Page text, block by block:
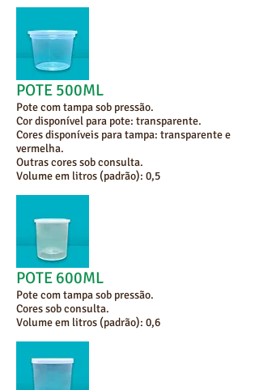
POTE 600ML
Pote com tampa sob pressão.
Cores sob consulta.
Volume em litros (padrão): 0,6
POTE 500ML
Pote com tampa sob pressão.
Cor disponível para pote: transparente.
Cores disponíveis para tampa: transparente e
vermelha.
Outras cores sob consulta.
Volume em litros (padrão): 0,5